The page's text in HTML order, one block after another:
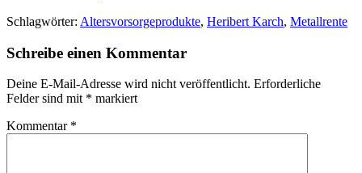
Schlagwörter: Altersvorsorgeprodukte, Heribert Karch, Metallrente
Schreibe einen Kommentar
Deine E-Mail-Adresse wird nicht veröffentlicht. Erforderliche
Felder sind mit * markiert
Kommentar *